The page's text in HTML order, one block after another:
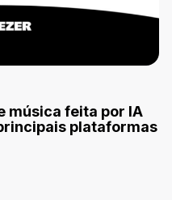
música feita por IA
plataformas